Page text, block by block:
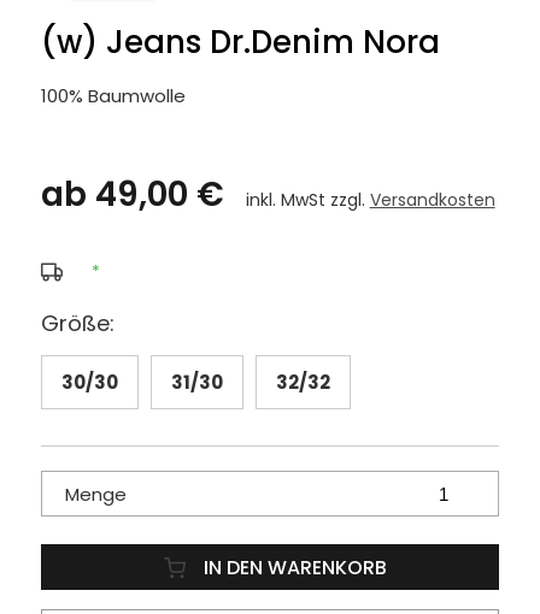
(w) Jeans Dr.Denim Nora
100% Baumwolle
ab 49,00 € inkl. MwSt zzgl. Versandkosten
*
Größe:
30/30 31/30 32/32
Menge
IN DEN WARENKORB